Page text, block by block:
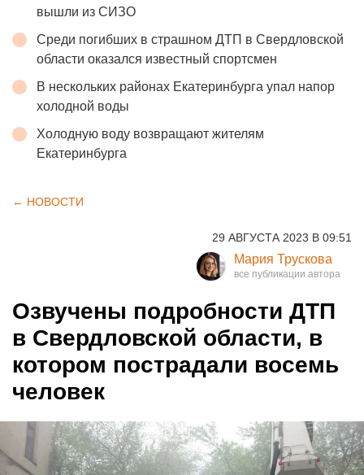
вышли из СИЗО
Среди погибших в страшном ДТП в Свердловской
области оказался известный спортсмен
В нескольких районах Екатеринбурга упал напор
холодной воды
Холодную воду возвращают жителям
Екатеринбурга
← НОВОСТИ
29 АВГУСТА 2023 В 09:51
Мария Трускова
Озвучены подробности ДТП
в Свердловской области, в
котором пострадали восемь
человек